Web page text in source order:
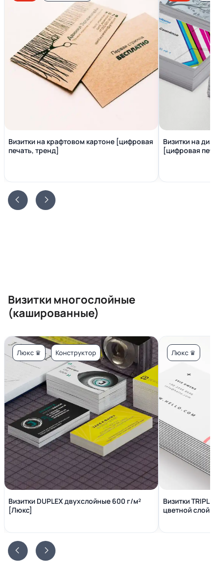
Визитки на крафтовом картоне [цифровая
печать, тренд]
Визитки на
[цифровая
Визитки многослойные
(кашированные)
Люкс ♛ Конструктор
Визитки DUPLEX двухслойные 600 г/м²
[Люкс]
Люкс ♛
Визитки
цветной слой